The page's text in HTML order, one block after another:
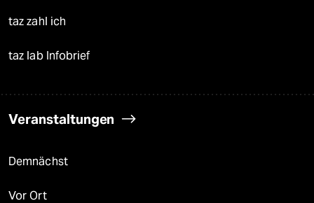
taz zahl ich
taz lab Infobrief
Veranstaltungen
Demnächst
Vor Ort